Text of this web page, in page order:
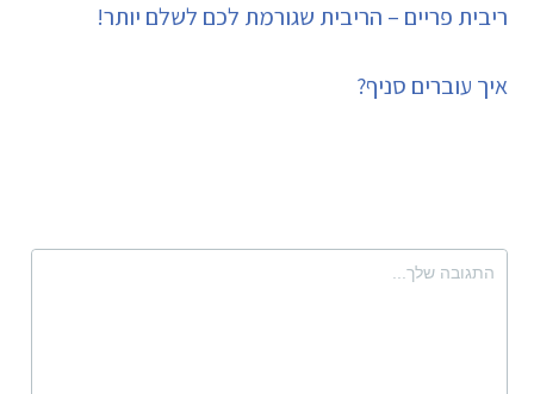
ריבית פריים – הריבית שגורמת לכם לשלם יותר!
איך עוברים סניף?